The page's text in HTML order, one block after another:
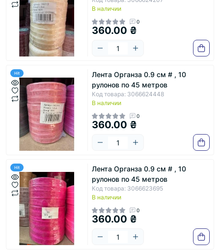
В наличии
0
360.00 ₴
Hit
Лента Органза 0.9 см # , 10
рулонов по 45 метров
Код товара: 3066624448
В наличии
0
360.00 ₴
Hit
Лента Органза 0.9 см # , 10
рулонов по 45 метров
Код товара: 3066623695
В наличии
0
360.00 ₴